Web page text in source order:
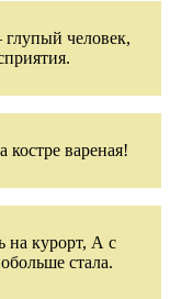
человек,
вареная!
на курорт, А с
стала.